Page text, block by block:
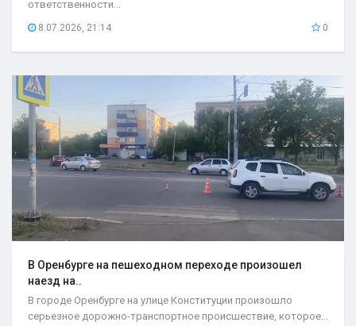
ответственности...
8.07.2026, 21:14 0
В Оренбурге на пешеходном переходе произошел
наезд на..
В городе Оренбурге на улице Конституции произошло
серьезное дорожно-транспортное происшествие, которое...